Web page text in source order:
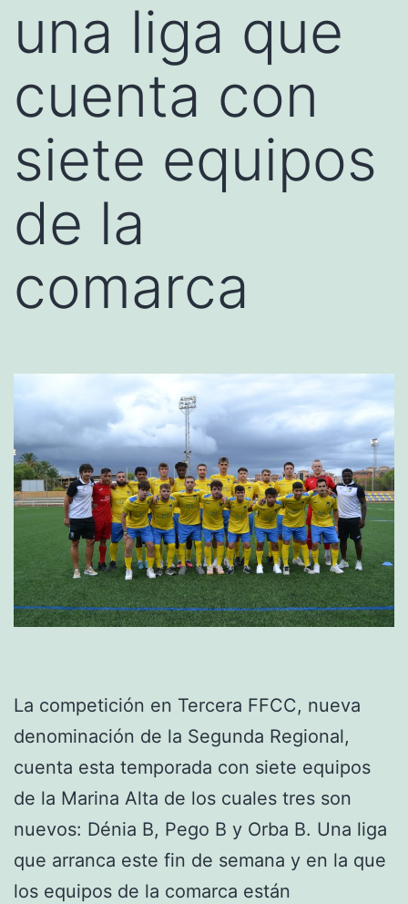
una liga que
cuenta con
siete equipos
de la
comarca
La competición en Tercera FFCC, nueva
denominación de la Segunda Regional,
cuenta esta temporada con siete equipos
de la Marina Alta de los cuales tres son
nuevos: Dénia B, Pego B y Orba B. Una liga
que arranca este fin de semana y en la que
los equipos de la comarca están